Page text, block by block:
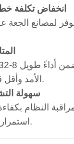
· انخفاض تكلفة
لمصانع الجعة
·
أداءً طويل
الأمد وأقل قدر من التوقف.
· سهولة
النظام
استمرار الإنتاج بسلاسة.